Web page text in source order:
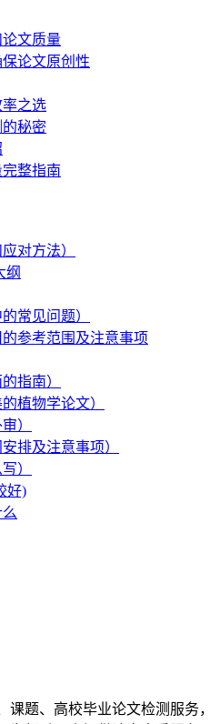
文质量
论文原创性
之选
秘密
整指南
对方法）
纲
常见问题）
参考范围及注意事项
指南）
植物学论文）
）
排及注意事项）
）
好)
课题、高校毕业论文检测服